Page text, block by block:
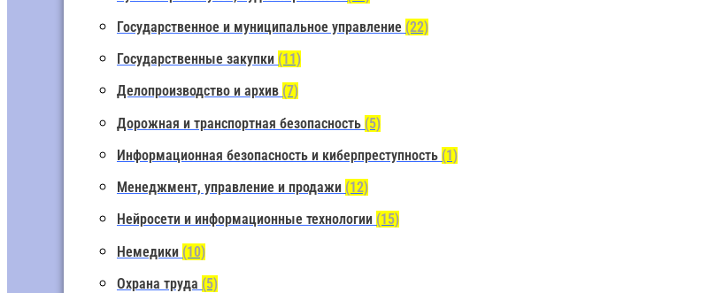
Государственное и муниципальное управление (22)
Государственные закупки (11)
Делопроизводство и архив (7)
Дорожная и транспортная безопасность (5)
Информационная безопасность и киберпреступность (1)
Менеджмент, управление и продажи (12)
Нейросети и информационные технологии (15)
Немедики (10)
Охрана труда (5)